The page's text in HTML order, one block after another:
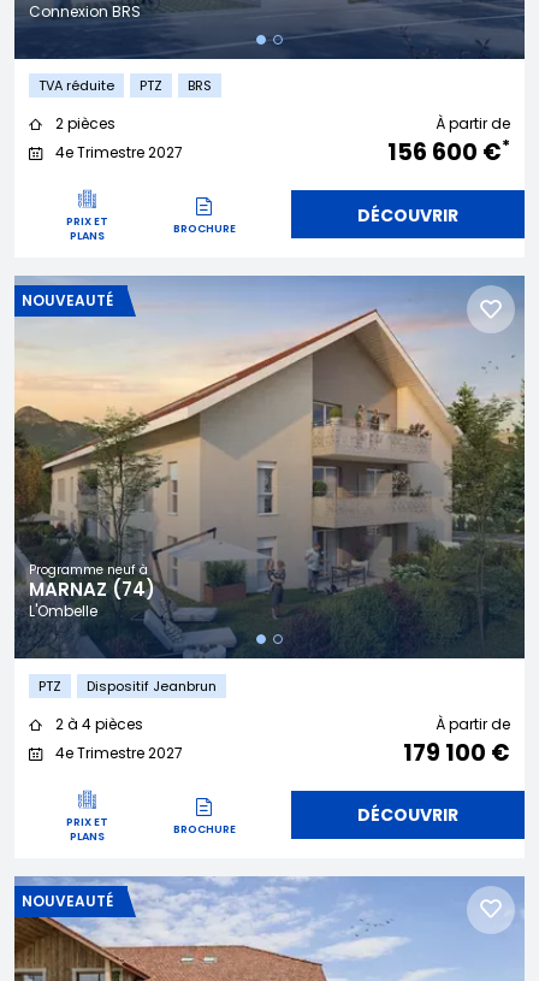
Connexion BRS
TVA réduite PTZ BRS
2 pièces
4e Trimestre 2027
À partir de
156 600 €*
PRIX ET
PLANS
BROCHURE
DÉCOUVRIR
Programme neuf à
MARNAZ (74)
L'Ombelle
NOUVEAUTÉ
PTZ Dispositif Jeanbrun
2 à 4 pièces
4e Trimestre 2027
À partir de
179 100 €
PRIX ET
PLANS
BROCHURE
DÉCOUVRIR
NOUVEAUTÉ